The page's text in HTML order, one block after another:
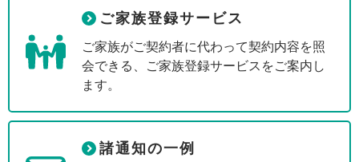
ご家族登録サービス
ご家族がご契約者に代わって契約内容を照
会できる、ご家族登録サービスをご案内し
ます。
諸通知の一例